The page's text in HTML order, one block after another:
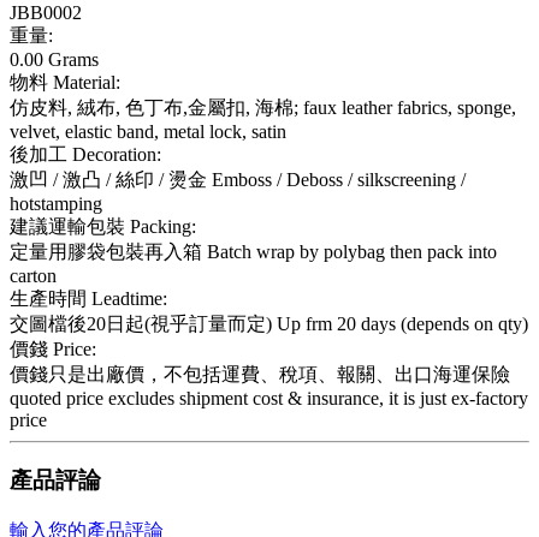
JBB0002
重量:
0.00 Grams
物料 Material:
仿皮料, 絨布, 色丁布,金屬扣, 海棉; faux leather fabrics, sponge,
velvet, elastic band, metal lock, satin
後加工 Decoration:
激凹 / 激凸 / 絲印 / 燙金 Emboss / Deboss / silkscreening /
hotstamping
建議運輸包裝 Packing:
定量用膠袋包裝再入箱 Batch wrap by polybag then pack into
carton
生產時間 Leadtime:
交圖檔後20日起(視乎訂量而定) Up frm 20 days (depends on qty)
價錢 Price:
價錢只是出廠價，不包括運費、稅項、報關、出口海運保險
quoted price excludes shipment cost & insurance, it is just ex-factory
price
產品評論
輸入您的產品評論